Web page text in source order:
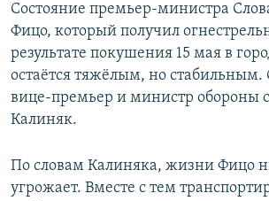
Состояние премьер-министра
Фицо, который получил
результате покушения 15 мая в
остаётся тяжёлым, но стабильным.
вице-премьер и министр обороны
Калиняк.
По словам Калиняка, жизни Фицо
угрожает. Вместе с тем